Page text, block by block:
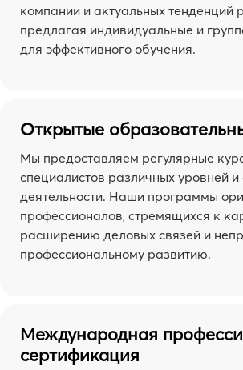
компании и актуальных тенденций
предлагая индивидуальные и
для эффективного обучения.
Открытые
Мы предоставляем регулярные
специалистов различных уровней и
деятельности. Наши программы
профессионалов, стремящихся к
расширению деловых связей и
профессиональному развитию.
Международная
сертификация